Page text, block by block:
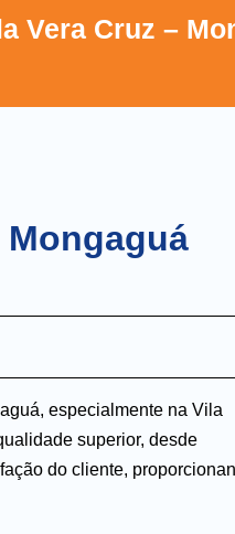
Vera Cruz –
especialmente na Vila
superior, desde
do cliente,